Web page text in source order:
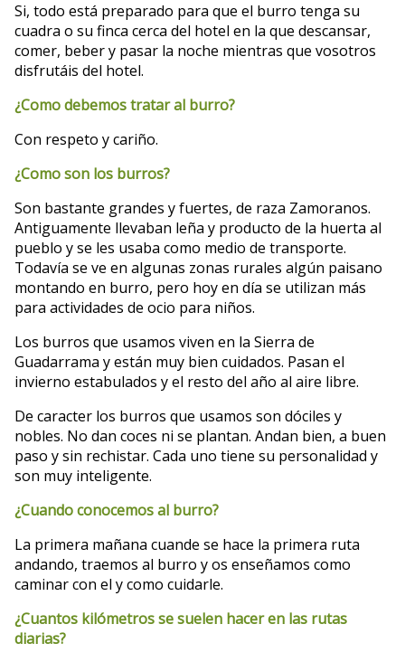
Si, todo está preparado para que el burro tenga su
cuadra o su finca cerca del hotel en la que descansar,
comer, beber y pasar la noche mientras que vosotros
disfrutáis del hotel.
¿Como debemos tratar al burro?
Con respeto y cariño.
¿Como son los burros?
Son bastante grandes y fuertes, de raza Zamoranos.
Antiguamente llevaban leña y producto de la huerta al
pueblo y se les usaba como medio de transporte.
Todavía se ve en algunas zonas rurales algún paisano
montando en burro, pero hoy en día se utilizan más
para actividades de ocio para niños.
Los burros que usamos viven en la Sierra de
Guadarrama y están muy bien cuidados. Pasan el
invierno estabulados y el resto del año al aire libre.
De caracter los burros que usamos son dóciles y
nobles. No dan coces ni se plantan. Andan bien, a buen
paso y sin rechistar. Cada uno tiene su personalidad y
son muy inteligente.
¿Cuando conocemos al burro?
La primera mañana cuande se hace la primera ruta
andando, traemos al burro y os enseñamos como
caminar con el y como cuidarle.
¿Cuantos kilómetros se suelen hacer en las rutas
diarias?